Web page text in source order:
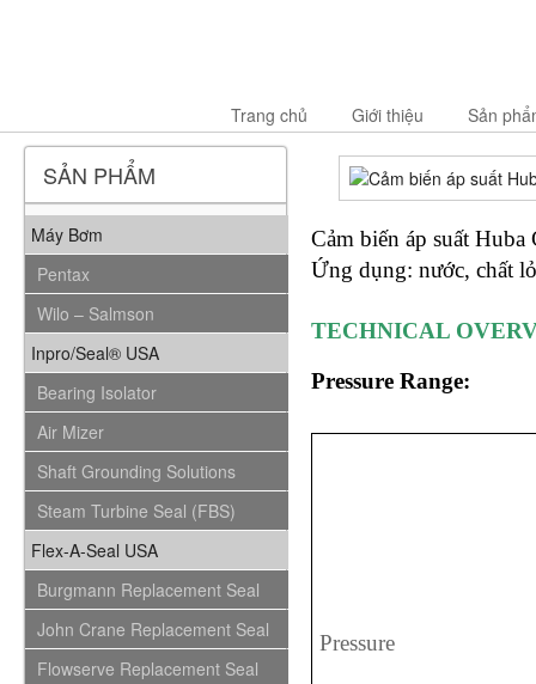
Trang chủ Giới thiệu Sản
SẢN PHẨM
Máy Bơm
Pentax
Wilo – Salmson
Inpro/Seal® USA
Bearing Isolator
Air Mizer
Shaft Grounding Solutions
Steam Turbine Seal (FBS)
Flex-A-Seal USA
Burgmann Replacement Seal
John Crane Replacement Seal
Flowserve Replacement Seal
Cảm biến áp suất
Ứng dụng: nước, chất
TECHNICAL
Pressure Range:
Pressure